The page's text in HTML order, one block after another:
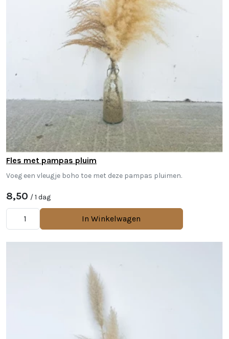
Fles met pampas pluim
Voeg een vleugje boho toe met deze pampas pluimen.
8,50 / 1 dag
In Winkelwagen